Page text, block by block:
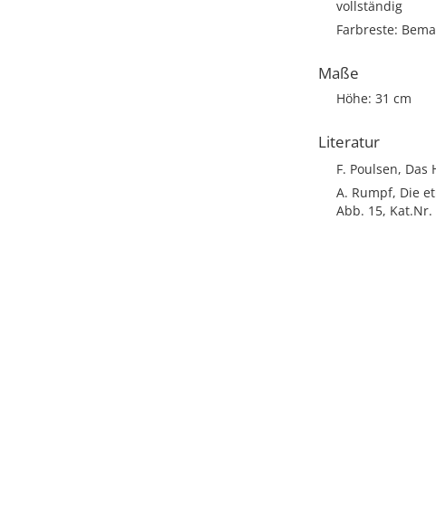
vollständig
Farbreste:
Maße
Höhe: 31 cm
Literatur
F. Poulsen,
A. Rumpf, Die
Abb. 15, Kat.Nr.